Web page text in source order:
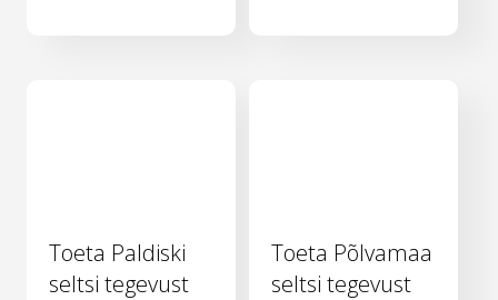
Toeta Paldiski
seltsi tegevust
Toeta Põlvamaa
seltsi tegevust